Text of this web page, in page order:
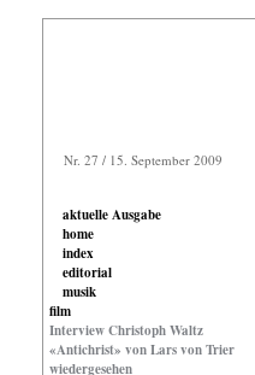
Nr. 27 / 15. September 2009
aktuelle Ausgabe
home
index
editorial
musik
film
Interview Christoph Waltz
«Antichrist» von Lars von Trier
wiedergesehen